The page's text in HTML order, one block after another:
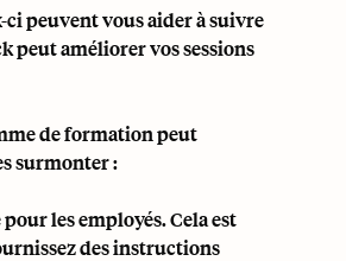
peuvent vous aider à suivre
peut améliorer vos sessions
de formation peut
surmonter :
les employés. Cela est
des instructions